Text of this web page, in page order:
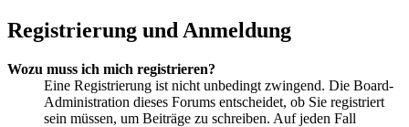
Registrierung und Anmeldung
Wozu muss ich mich registrieren?
Eine Registrierung ist nicht unbedingt zwingend. Die Board-
Administration dieses Forums entscheidet, ob Sie registriert
sein müssen, um Beiträge zu schreiben. Auf jeden Fall